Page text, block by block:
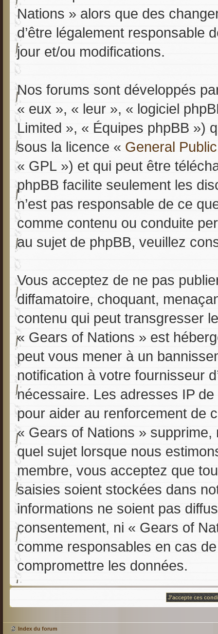
Nations » alors que des
d’être légalement responsable
jour et/ou modifications.
Nos forums sont développés
« eux », « leur », « logiciel
Limited », « Équipes phpBB »)
sous la licence « General
« GPL ») et qui peut être
phpBB facilite seulement les
n’est pas responsable de ce
comme contenu ou conduite
au sujet de phpBB, veuillez
Vous acceptez de ne pas
diffamatoire, choquant,
contenu qui peut transgresser
« Gears of Nations » est
peut vous mener à un
notification à votre fournisseur
nécessaire. Les adresses IP
pour aider au renforcement de
« Gears of Nations » supprime,
quel sujet lorsque nous
membre, vous acceptez que
saisies soient stockées dans
informations ne soient pas
consentement, ni « Gears of
comme responsables en cas
compromettre les données.
Index du forum